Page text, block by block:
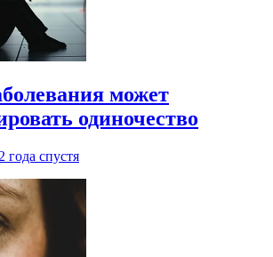
может
одиночество
2 года спустя